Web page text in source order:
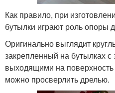
Как правило, при
бутылки играют роль опоры
Оригинально выглядит
закрепленный на бутылках
выходящими на
можно просверлить дрелью.